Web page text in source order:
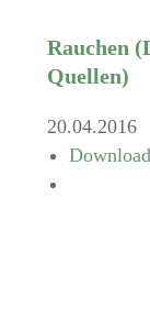
Rauchen
Quellen)
20.04.2016
Download